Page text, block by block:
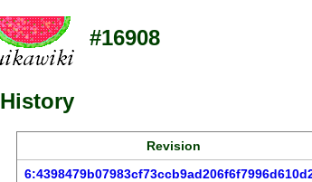
#16908
History
Revision